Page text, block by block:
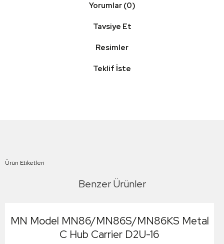
Yorumlar (0)
Tavsiye Et
Resimler
Teklif İste
Ürün Etiketleri
Benzer Ürünler
MN Model MN86/MN86S/MN86KS Metal
C Hub Carrier D2U-16